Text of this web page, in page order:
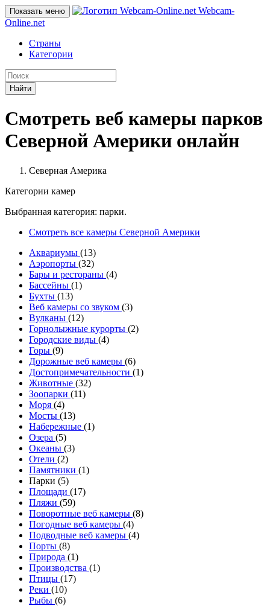
Показать меню
Webcam-
Online.net
Страны
Категории
Найти
Смотреть веб камеры парков
Северной Америки онлайн
Северная Америка
Категории камер
Выбранная категория: парки.
Смотреть все камеры Северной Америки
Аквариумы (13)
Аэропорты (32)
Бары и рестораны (4)
Бассейны (1)
Бухты (13)
Веб камеры со звуком (3)
Вулканы (12)
Горнолыжные курорты (2)
Городские виды (4)
Горы (9)
Дорожные веб камеры (6)
Достопримечательности (1)
Животные (32)
Зоопарки (11)
Моря (4)
Мосты (13)
Набережные (1)
Озера (5)
Океаны (3)
Отели (2)
Памятники (1)
Парки (5)
Площади (17)
Пляжи (59)
Поворотные веб камеры (8)
Погодные веб камеры (4)
Подводные веб камеры (4)
Порты (8)
Природа (1)
Производства (1)
Птицы (17)
Реки (10)
Рыбы (6)